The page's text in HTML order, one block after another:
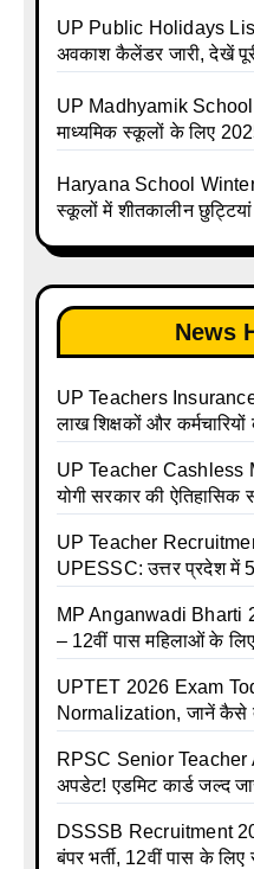
Calendar List 2026
UP Madhyamik
Madhyamik School
Holiday Calendar |
List 2026
UP Public Holidays
अवकाश कैलेंडर जारी, देखें
talika | Sarkari
Holidays Calendar
UP Madhyamik
माध्यमिक स्कूलों के लिए
Up Madhyamik
Madhyamik School
holiday calendar |
List 2025
Haryana School
स्कूलों में शीतकालीन छुट्टियां
News
UP Teachers
लाख शिक्षकों और
UP Teacher Cashless
योगी सरकार की
UP Teacher
UPESSC: उत्तर प्रदेश में
MP Anganwadi Bharti
– 12वीं पास महिलाओं के
UPTET 2026 Exam
Normalization, जानें
RPSC Senior Teacher
अपडेट! एडमिट कार्ड जल्द
DSSSB Recruitment
बंपर भर्ती, 12वीं पास के